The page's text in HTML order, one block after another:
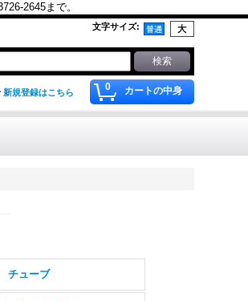
2645まで。
文字サイズ:
0 カートの中身
新規登録はこちら
チューブ